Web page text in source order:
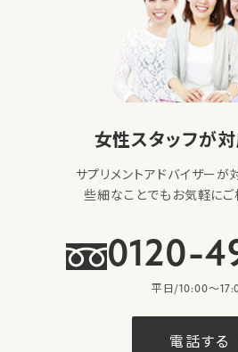
女性スタッフが
サプリメントアドバイザーが
些細なことでもお気軽にご
0120-
平日/10:00〜
電話する